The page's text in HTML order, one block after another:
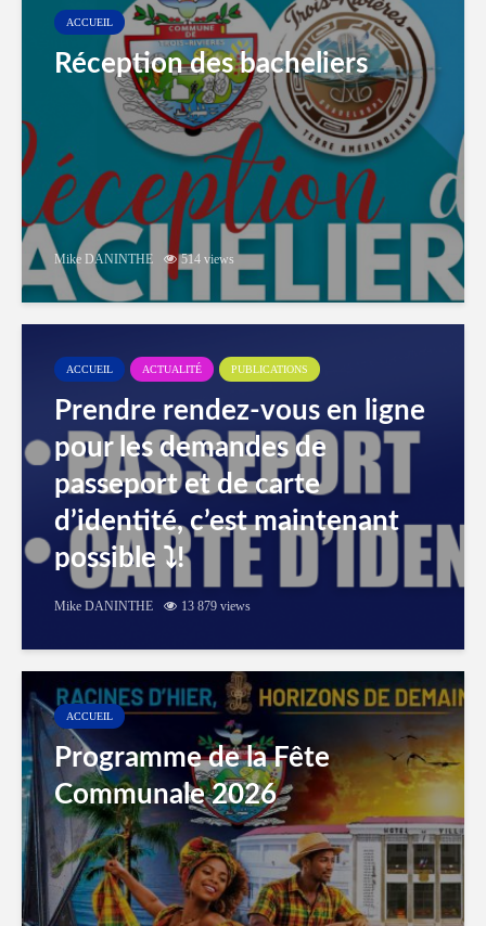
ACCUEIL
Réception des bacheliers
Mike DANINTHE 514 views
ACCUEIL ACTUALITÉ PUBLICATIONS
Prendre rendez-vous en ligne
pour les demandes de
passeport et de carte
d’identité, c’est maintenant
possible ⤵️!
Mike DANINTHE 13 879 views
ACCUEIL
Programme de la Fête
Communale 2026